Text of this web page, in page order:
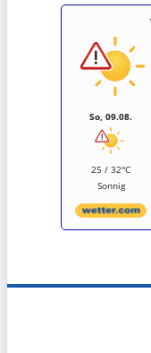
So, 09.08.
25 / 32°C
Sonnig